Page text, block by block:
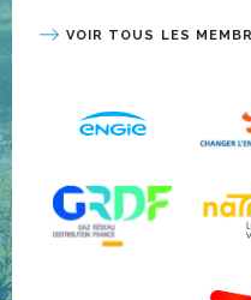
VOIR TOUS LES